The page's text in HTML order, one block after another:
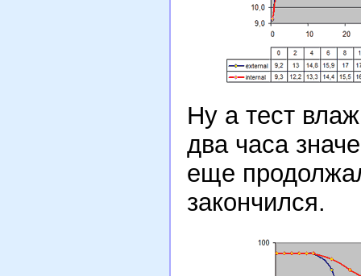
Ну а тест
два часа
еще
закончился.